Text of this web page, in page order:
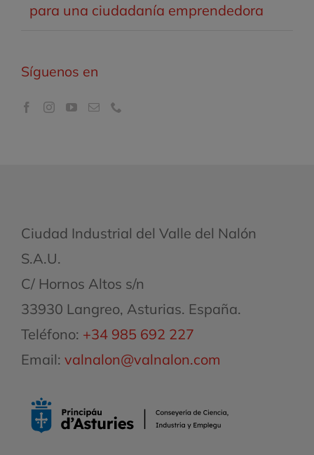
para una ciudadanía emprendedora
Síguenos en
Ciudad Industrial del Valle del Nalón
S.A.U.
C/ Hornos Altos s/n
33930 Langreo, Asturias. España.
Teléfono: +34 985 692 227
Email: valnalon@valnalon.com